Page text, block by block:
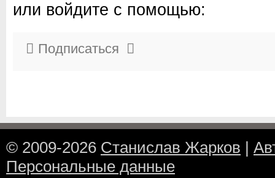
или войдите с помощью:
Подписаться
© 2009-2026 Станислав Жарков |
Персональные данные